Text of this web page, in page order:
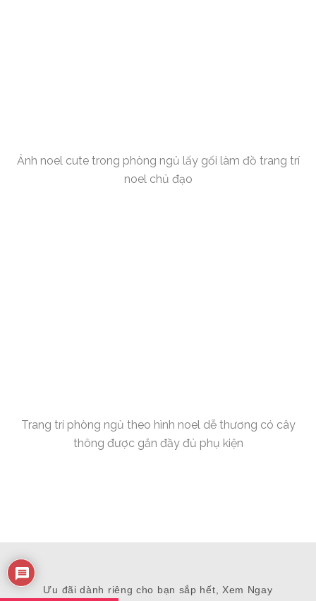
Ảnh noel cute trong phòng ngủ lấy gối làm đồ trang trí
noel chủ đạo
Trang trí phòng ngủ theo hình noel dễ thương có cây
thông được gắn đầy đủ phụ kiện
Ưu đãi dành riêng cho bạn sắp hết, Xem Ngay